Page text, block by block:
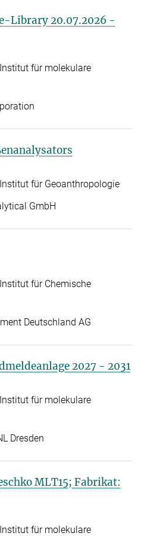
Library 20.07.2026 -
für molekulare
für Geoanthropologie
GmbH
für Chemische
Deutschland AG
2027 - 2031
für molekulare
Dresden
MLT15; Fabrikat:
für molekulare